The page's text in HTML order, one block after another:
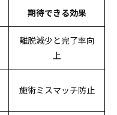
期待できる効果
離脱減少と完了率向
上
施術ミスマッチ防止